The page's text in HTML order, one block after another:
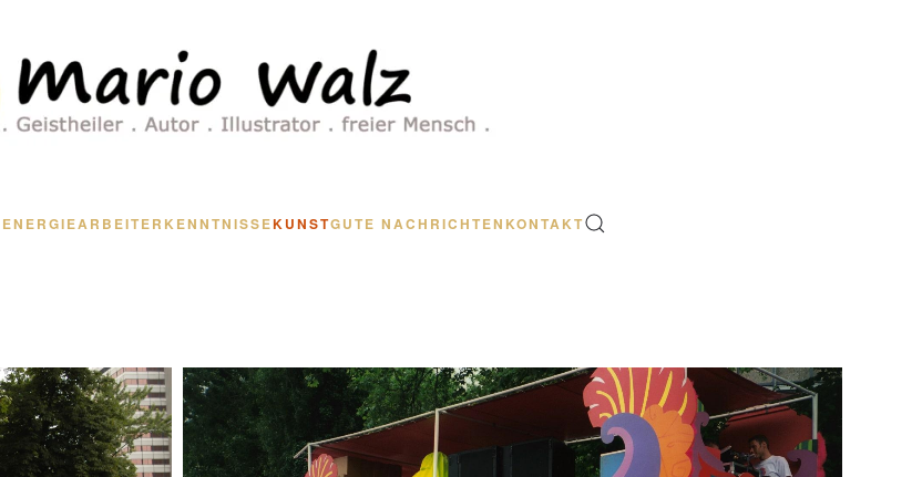
ENERGIEARBEITERKENNTNISSEKUNSTGUTE NACHRICHTEN KONTAKT